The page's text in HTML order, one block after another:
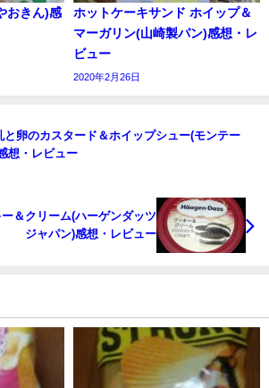
おきん)感
ホットケーキサンド ホイップ＆
マーガリン(山崎製パン)感想・レ
ビュー
2020年2月26日
と卵のカスタード＆ホイップシュー(モンテー
想・レビュー
＆クリーム(ハーゲンダッツ
ジャパン)感想・レビュー